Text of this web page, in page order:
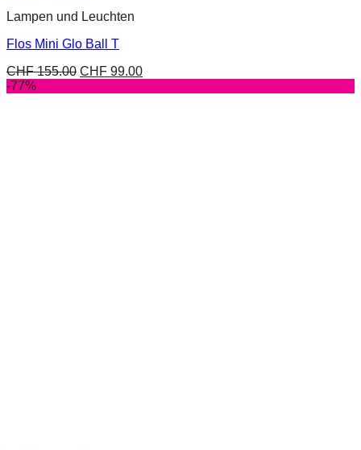
Lampen und Leuchten
Flos Mini Glo Ball T
CHF155.00 CHF 99.00
-77%